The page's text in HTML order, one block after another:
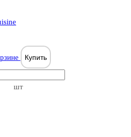
Купить
шт